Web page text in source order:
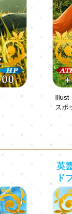
Illust
スポ
英
ド